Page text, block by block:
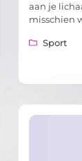
aan je
misschien
Sport